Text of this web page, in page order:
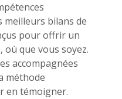
meilleurs bilans de
pour offrir un
où que vous soyez.
accompagnées
méthode
en témoigner.